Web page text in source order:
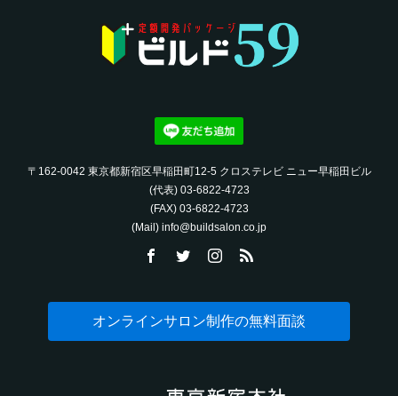
〒162-0042 東京都新宿区早稲田町12-5 クロステレビ ニュー早稲田ビル
(代表) 03-6822-4723‬
(FAX) 03-6822-4723‬
(Mail) info@buildsalon.co.jp
オンラインサロン制作の無料面談